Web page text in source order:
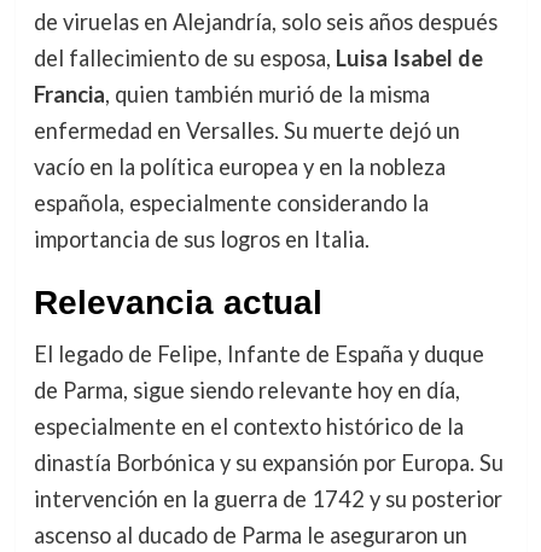
de viruelas en Alejandría, solo seis años después
del fallecimiento de su esposa, Luisa Isabel de
Francia, quien también murió de la misma
enfermedad en Versalles. Su muerte dejó un
vacío en la política europea y en la nobleza
española, especialmente considerando la
importancia de sus logros en Italia.
Relevancia actual
El legado de Felipe, Infante de España y duque
de Parma, sigue siendo relevante hoy en día,
especialmente en el contexto histórico de la
dinastía Borbónica y su expansión por Europa. Su
intervención en la guerra de 1742 y su posterior
ascenso al ducado de Parma le aseguraron un